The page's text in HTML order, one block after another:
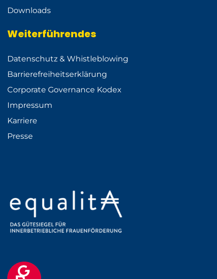
Downloads
Weiterführendes
Datenschutz & Whistleblowing
Barrierefreiheitserklärung
Corporate Governance Kodex
Impressum
Karriere
Presse